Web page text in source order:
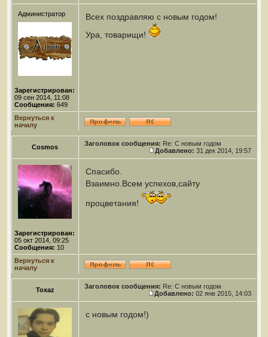
Администратор
Зарегистрирован:
09 сен 2014, 11:08
Сообщения: 649
Всех поздравляю с новым годом!
Ура, товарищи!
Вернуться к
началу
Cosmos Заголовок сообщения: Re: С новым годом
Добавлено: 31 дек 2014, 19:57
Зарегистрирован:
05 окт 2014, 09:25
Сообщения: 10
Спасибо.
Взаимно.Всем успехов,сайту
процветания!
Вернуться к
началу
Toxaz Заголовок сообщения: Re: С новым годом
Добавлено: 02 янв 2015, 14:03
с новым годом!)